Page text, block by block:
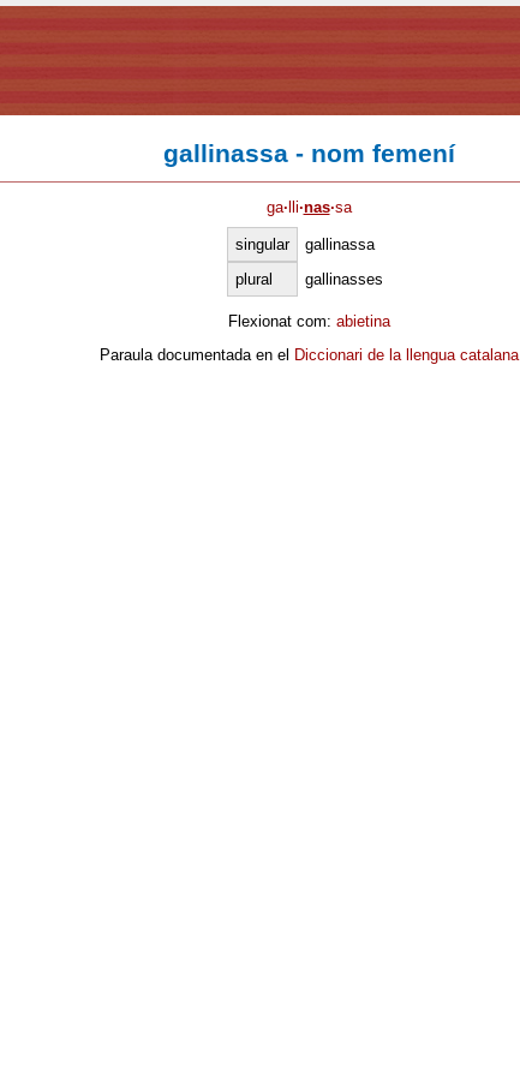
gallinassa - nom femení
ga· lli·nas·sa
singular
gallinassa
plural
gallinasses
Flexionat com: abietina
Paraula documentada en el Diccionari de la llengua catalana